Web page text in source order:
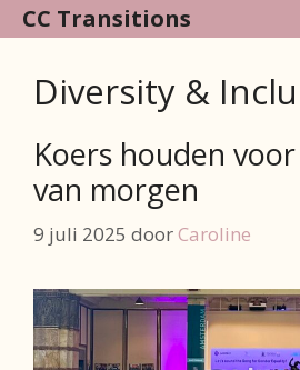
naar
inhoud
CC Transitions
Diversity &
Koers houden
van morgen
9 juli 2025 doorCaroline